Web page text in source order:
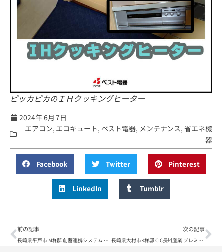
ピッカピカのＩＨクッキングヒーター
2024年 6月 7日
エアコン, エコキュート, ベスト電器, メンテナンス, 省エネ機
器
Facebook Twitter Pinterest
LinkedIn Tumblr
前の記事
長崎県平戸市 M様邸 創蓄連携システム PV5.1kW 蓄電システム9.8kWh まずは太陽光発電から設置♪
次の記事
長崎県大村市K様邸 CIC長州産業 プレミアムブルー20枚 6.96kW 設置行わせて頂きましたー。